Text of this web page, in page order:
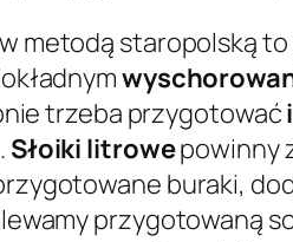
metodą staropolską
trzeba przygotować
Słoiki litrowepowinny
buraki,
przygotowaną